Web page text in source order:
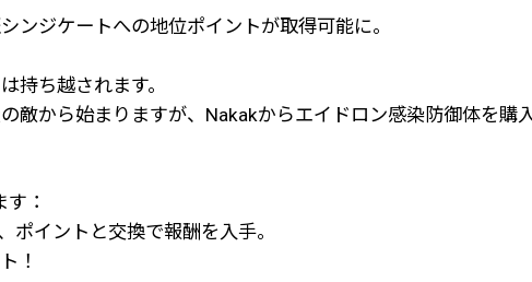
ンジケートへの地位ポイントが取得可能に。
持ち越されます。
敵から始まりますが、Nakakからエイドロン感染防御体を購
：
イントと交換で報酬を入手。
！